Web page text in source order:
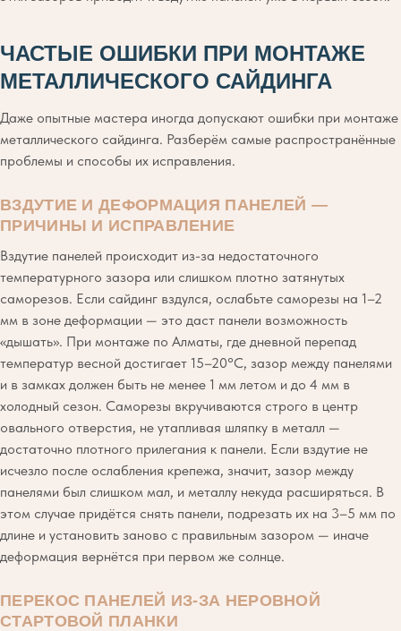
ЧАСТЫЕ ОШИБКИ ПРИ МОНТАЖЕ
МЕТАЛЛИЧЕСКОГО САЙДИНГА
Даже опытные мастера иногда допускают ошибки при монтаже
металлического сайдинга. Разберём самые распространённые
проблемы и способы их исправления.
ВЗДУТИЕ И ДЕФОРМАЦИЯ ПАНЕЛЕЙ —
ПРИЧИНЫ И ИСПРАВЛЕНИЕ
Вздутие панелей происходит из-за недостаточного
температурного зазора или слишком плотно затянутых
саморезов. Если сайдинг вздулся, ослабьте саморезы на 1–2
мм в зоне деформации — это даст панели возможность
«дышать». При монтаже по Алматы, где дневной перепад
температур весной достигает 15–20°C, зазор между панелями
и в замках должен быть не менее 1 мм летом и до 4 мм в
холодный сезон. Саморезы вкручиваются строго в центр
овального отверстия, не утапливая шляпку в металл —
достаточно плотного прилегания к панели. Если вздутие не
исчезло после ослабления крепежа, значит, зазор между
панелями был слишком мал, и металлу некуда расширяться. В
этом случае придётся снять панели, подрезать их на 3–5 мм по
длине и установить заново с правильным зазором — иначе
деформация вернётся при первом же солнце.
ПЕРЕКОС ПАНЕЛЕЙ ИЗ-ЗА НЕРОВНОЙ
СТАРТОВОЙ ПЛАНКИ